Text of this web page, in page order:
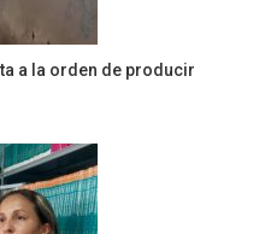
a la orden de producir